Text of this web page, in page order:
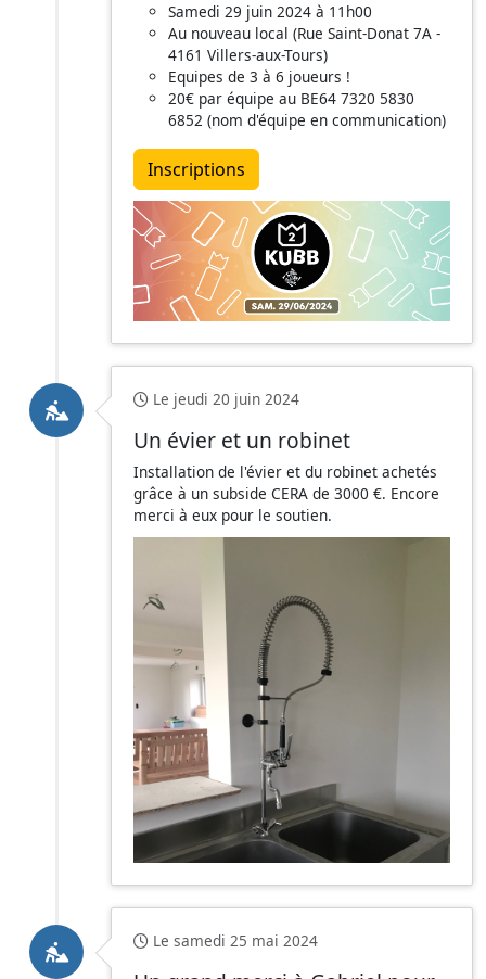
Samedi 29 juin 2024 à 11h00
Au nouveau local (Rue Saint-Donat 7A -
4161 Villers-aux-Tours)
Equipes de 3 à 6 joueurs !
20€ par équipe au BE64 7320 5830
6852 (nom d'équipe en communication)
Inscriptions
Le jeudi 20 juin 2024
Un évier et un robinet
Installation de l'évier et du robinet achetés
grâce à un subside CERA de 3000 €. Encore
merci à eux pour le soutien.
Le samedi 25 mai 2024